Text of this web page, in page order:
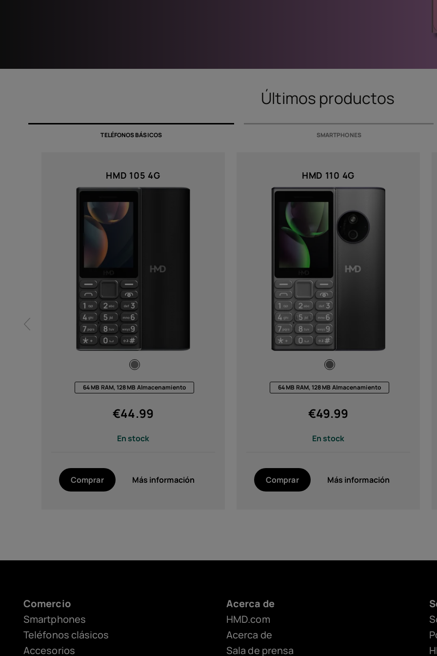
Últimos productos
TELÉFONOS BÁSICOS SMARTPHONES
HMD 105 4G
64 MB RAM, 128 MB Almacenamiento
€44.99
En stock
Comprar Más información
HMD 110 4G
64 MB RAM, 128 MB Almacenamiento
€49.99
En stock
Comprar Más información
Comercio
Smartphones
Teléfonos clásicos
Accesorios
Acerca de
HMD.com
Acerca de
Sala de prensa